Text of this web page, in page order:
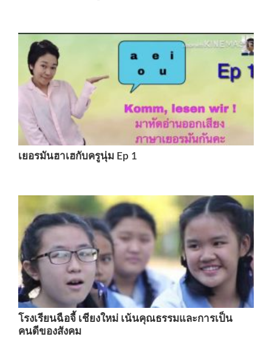
เยอรมันฮาเฮกับครูนุ่ม Ep 1
โรงเรียนฉือจี้ เชียงใหม่ เน้นคุณธรรมและการเป็น
คนดีของสังคม